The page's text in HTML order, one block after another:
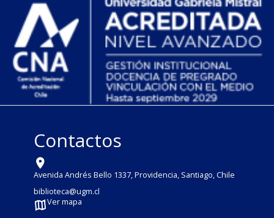
Contactos
Avenida Andrés Bello 1337, Providencia, Santiago, Chile
biblioteca@ugm.cl
Ver mapa